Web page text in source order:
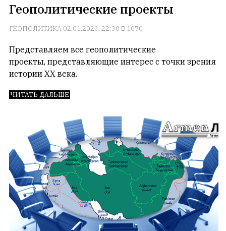
Геополитические проекты
ГЕОПОЛИТИКА 02.01.2023, 22:30 1070
Представляем все геополитические
проекты, представляющие интерес с точки зрения
истории XX века.
ЧИТАТЬ ДАЛЬШЕ